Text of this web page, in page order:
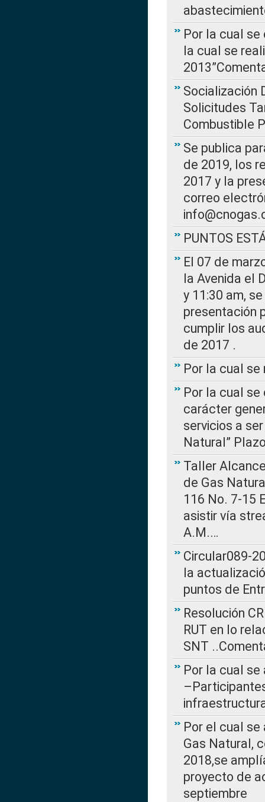
Por la cual se
la cual se
Socialización
Solicitudes
Combustible
Se publica
de 2019, los
2017 y la
correo
PUNTOS
El 07 de
la Avenida el
y 11:30 am,
presentación
cumplir los
de 2017 .
Por la cual se
Por la cual
carácter
servicios a
Natural”
Taller
de Gas
116 No. 7-15
asistir vía
A.M.…
Circular089-
la
puntos de
Resolución
RUT en lo
SNT
Por la cual se
Por el cual
Gas Natural,
2018,se
proyecto de
septiembre